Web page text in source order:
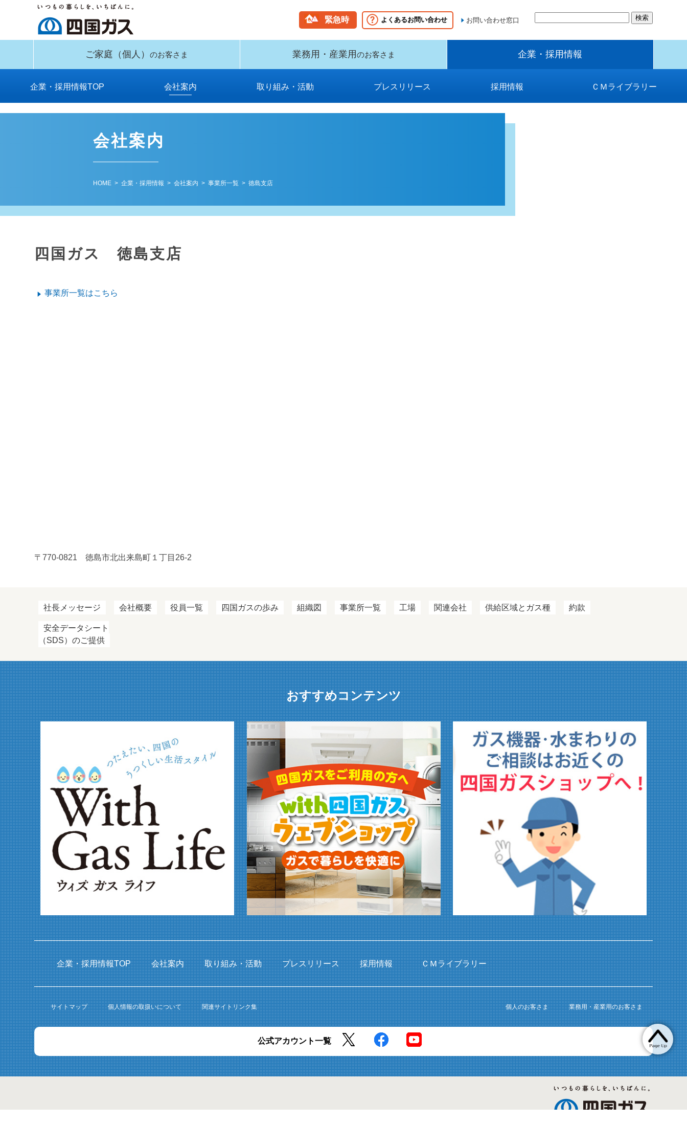
緊急時 よくあるお問い合わせ お問い合わせ窓口
ご家庭 （個人）のお客さま 業務用・産業用のお客さま 企業・採用情報
企業・採用情報TOP 会社案内
社長メッセージ
会社概要
役員一覧
四国ガスの歩み
組織図
事業所一覧
工場
関連会社
供給区域とガス種
約款
安全データシート
取り組み・活動
グループビジョン・中期経営計
環境への取り組み
保安に関する取り組み
消費者志向自主宣言
国民保護業務計画（PDF）
新型インフルエンザ等対策に関
供給計画
プレスリリース
2026年
2025年
2024年
2023年
2022年
2021年
2020年
2019年
2018年
2017年
2016年
2015年
2014年
2013年
2012年
2011年
2010年
2009年以前
採用情報 ＣＭライブラリー
会社案内
HOME> 企業・採用情報 > 会社案内 > 事業所一覧> 徳島支店
四国ガス 徳島支店
事業所一覧はこちら
〒770-0821 徳島市北出来島町１丁目26-2
社長メッセージ 会社概要 役員一覧 四国ガスの歩み 組織図 事業所一覧 工場 関連会社 供給区域とガス種 約款
安全データシート
（SDS）のご提供
おすすめコンテンツ
企業・採用情報TOP 会社案内 取り組み・活動 プレスリリース 採用情報 ＣＭライブラリー
サイトマップ 個人情報の取扱いについて 関連サイトリンク集 個人のお客さま 業務用・産業用のお客さま
公式アカウント一覧